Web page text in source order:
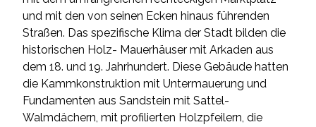
und mit den von seinen Ecken hinaus führenden
Straßen. Das spezifische Klima der Stadt bilden die
historischen Holz- Mauerhäuser mit Arkaden aus
dem 18. und 19. Jahrhundert. Diese Gebäude hatten
die Kammkonstruktion mit Untermauerung und
Fundamenten aus Sandstein mit Sattel-
Walmdächern, mit profilierten Holzpfeilern, die